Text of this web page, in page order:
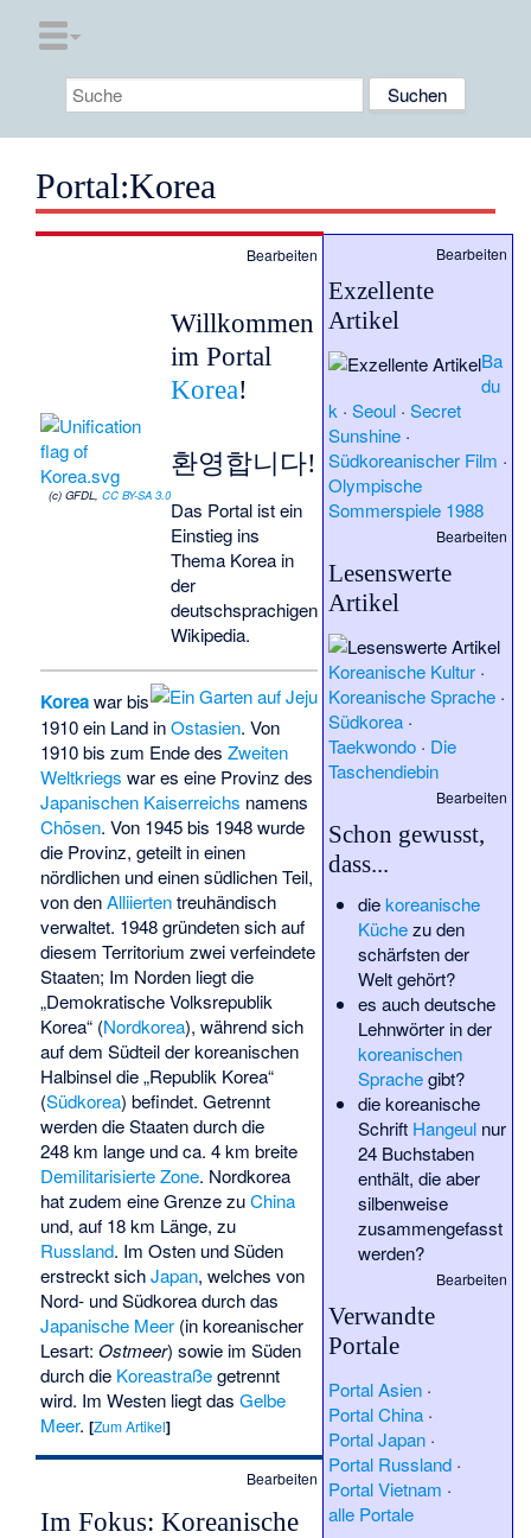
Portal:Korea
Bearbeiten
(c) GFDL,CC BY-SA 3.0
Willkommen
im Portal
Korea!
환영합니다!
Das Portal ist ein
Einstieg ins
Thema Korea in
der
deutschsprachigen
Wikipedia.
Koreawar bis
1910 ein Land inOstasien. Von
1910 bis zum Ende desZweiten
Weltkriegs war es eine Provinz des
Japanischen Kaiserreichs namens
Chōsen. Von 1945 bis 1948 wurde
die Provinz, geteilt in einen
nördlichen und einen südlichen Teil,
von denAlliiertentreuhändisch
verwaltet. 1948 gründeten sich auf
diesem Territorium zwei verfeindete
Staaten; Im Norden liegt die
„Demokratische Volksrepublik
Korea“ (Nordkorea), während sich
auf dem Südteil der koreanischen
Halbinsel die „Republik Korea“
(Südkorea) befindet. Getrennt
werden die Staaten durch die
248 km lange und ca. 4 km breite
Demilitarisierte Zone. Nordkorea
hat zudem eine Grenze zuChina
und, auf 18 km Länge, zu
Russland. Im Osten und Süden
erstreckt sichJapan, welches von
Nord- und Südkorea durch das
Japanische Meer (in koreanischer
Lesart:Ostmeer) sowie im Süden
durch die Koreastraßegetrennt
wird. Im Westen liegt dasGelbe
Meer.[Zum Artikel]
Bearbeiten
Exzellente
Artikel
Ba
du
k ·Seoul ·Secret
Sunshine ·
Südkoreanischer Film ·
Olympische
Sommerspiele 1988
Bearbeiten
Lesenswerte
Artikel
Koreanische Kultur ·
Koreanische Sprache ·
Südkorea ·
Taekwondo · Die
Taschendiebin
Bearbeiten
Schon gewusst,
dass...
diekoreanische
Küchezu den
schärfsten der
Welt gehört?
es auch deutsche
Lehnwörter in der
koreanischen
Sprachegibt?
die koreanische
Schrift Hangeulnur
24 Buchstaben
enthält, die aber
silbenweise
zusammengefasst
werden?
Bearbeiten
Verwandte
Portale
Portal Asien ·
Portal China ·
Portal Japan ·
Portal Russland ·
Portal Vietnam ·
alle Portale
Bearbeiten
Im Fokus: Koreanische